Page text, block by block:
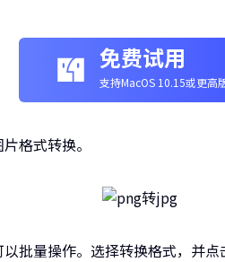
免费试用
支持MacOS 10.15或更高
格式转换。
批量操作。选择转换格式，并